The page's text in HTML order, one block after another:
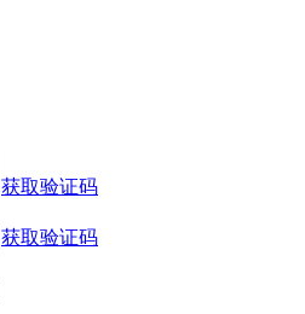
获取验证码
获取验证码